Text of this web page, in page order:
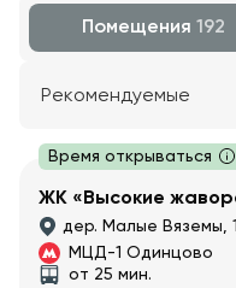
Помещения 192
Рекомендуемые
Время открываться
ЖК «Высокие
дер. Малые Вяземы,
МЦД-1 Одинцово
от 25 мин.